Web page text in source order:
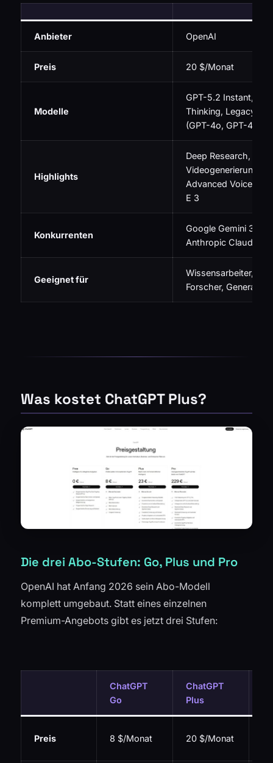
Anbieter OpenAI
Preis 20 $/Monat
Modelle
GPT-5.2 Instant,
Thinking, Legacy-
(GPT-4o, GPT-4)
Highlights
Deep Research,
Videogenerierung,
Advanced Voice
E 3
Konkurrenten
Google Gemini 3
Anthropic Claude
Geeignet für
Wissensarbeiter,
Forscher,
Was kostet ChatGPT Plus?
Die drei Abo-Stufen: Go, Plus und Pro
OpenAI hat Anfang 2026 sein Abo-Modell
komplett umgebaut. Statt eines einzelnen
Premium-Angebots gibt es jetzt drei Stufen:
ChatGPT
Go
ChatGPT
Plus
Preis 8 $/Monat 20 $/Monat